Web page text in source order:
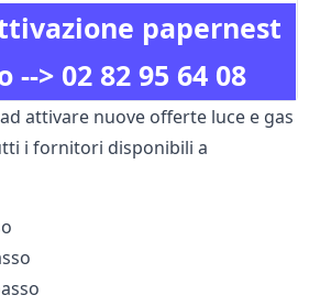
papernest
--> 02 82 95 64 08
attivare nuove offerte luce e gas
i fornitori disponibili a